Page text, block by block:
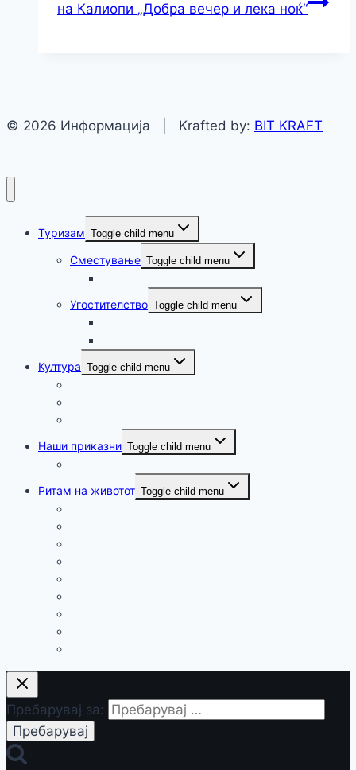
на Калиопи „Добра вечер и лека ноќ“
© 2026 Информација | Krafted by: BIT KRAFT
Туризам Toggle child menu
Сместување Toggle child menu
Угостителство Toggle child menu
Култура Toggle child menu
Наши приказни Toggle child menu
Ритам на животот Toggle child menu
Пребарувај за: